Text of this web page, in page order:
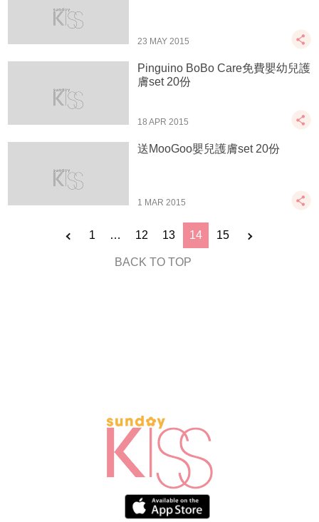
23 MAY 2015
Pinguino BoBo Care免費嬰幼兒護
膚set 20份
18 APR 2015
送MooGoo嬰兒護膚set 20份
1 MAR 2015
1 … 12 13 14 15
BACK TO TOP